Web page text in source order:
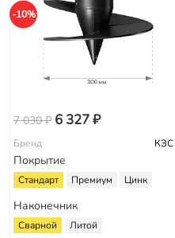
-10%
7 030 ₽ 6 327 ₽
Бренд КЗС
Покрытие
Стандарт Премиум Цинк
Наконечник
Сварной Литой